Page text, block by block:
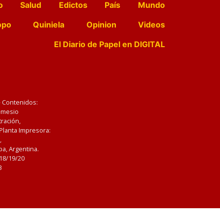
Salud Edictos País
Mundo
Quiniela Opinion
Videos
El Diario de Papel en DIGITAL
Impresora:
Argentina.
19/20